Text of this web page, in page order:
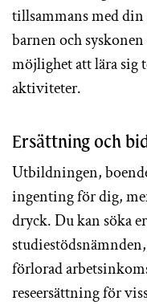
tillsammans med
barnen och
möjlighet att lära sig
aktiviteter.
Ersättning och
Utbildningen,
ingenting för dig,
dryck. Du kan söka
förlorad
reseersättning för